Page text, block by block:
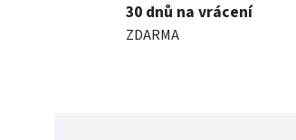
30 dnů na vrácení
ZDARMA